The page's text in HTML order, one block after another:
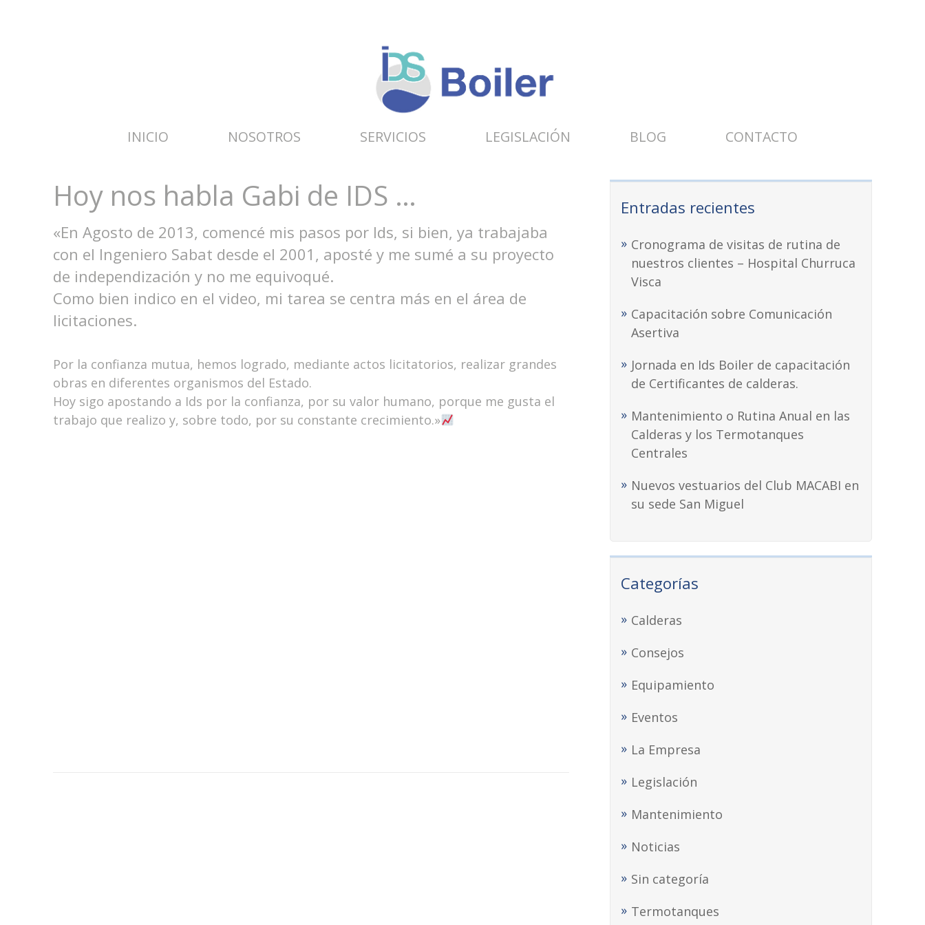
INICIO NOSOTROS SERVICIOS LEGISLACIÓN BLOG CONTACTO
Entradas recientes
Cronograma de visitas de rutina de
nuestros clientes – Hospital Churruca
Visca
Capacitación sobre Comunicación
Asertiva
Jornada en Ids Boiler de capacitación
de Certificantes de calderas.
Mantenimiento o Rutina Anual en las
Calderas y los Termotanques
Centrales
Nuevos vestuarios del Club MACABI en
su sede San Miguel
Categorías
Calderas
Consejos
Equipamiento
Eventos
La Empresa
Legislación
Mantenimiento
Noticias
Sin categoría
Termotanques
Hoy nos habla Gabi de IDS …
«En Agosto de 2013, comencé mis pasos por Ids, si bien, ya trabajaba
con el Ingeniero Sabat desde el 2001, aposté y me sumé a su proyecto
de independización y no me equivoqué.
Como bien indico en el video, mi tarea se centra más en el área de
licitaciones.
Por la confianza mutua, hemos logrado, mediante actos licitatorios, realizar grandes
obras en diferentes organismos del Estado.
Hoy sigo apostando a Ids por la confianza, por su valor humano, porque me gusta el
trabajo que realizo y, sobre todo, por su constante crecimiento.»